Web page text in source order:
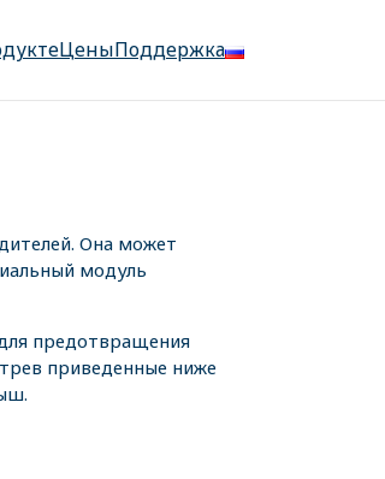
ЦеныПоддержка
Она может
модуль
предотвращения
приведенные ниже